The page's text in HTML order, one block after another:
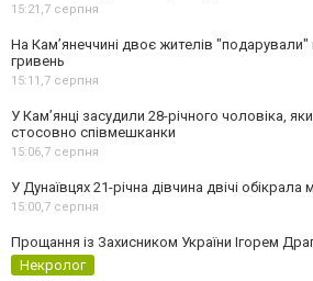
15:21,7 серпня
На Камʼянеччині двоє жителів
гривень
15:11,7 серпня
У Камʼянці засудили 28-річного чоловіка,
стосовно співмешканки
15:06,7 серпня
У Дунаївцях 21-річна дівчина двічі обікрала
15:00,7 серпня
Прощання із Захисником України Ігорем
Некролог